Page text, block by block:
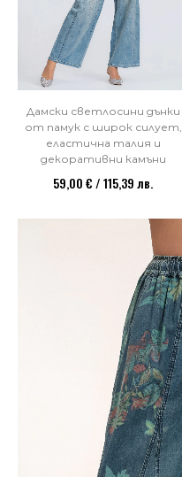
Дамски светлосини дънки
от памук с широк силует,
еластична талия и
декоративни камъни
59,00 € / 115,39 лв.